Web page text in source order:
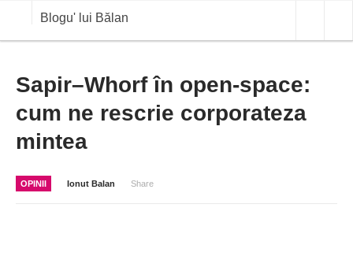
Blogu' lui Bălan
ANALIZE
BLOG IN DIALOG
Sapir–Whorf în open-space:
cum ne rescrie corporateza
mintea
OPINII Ionut Balan Share